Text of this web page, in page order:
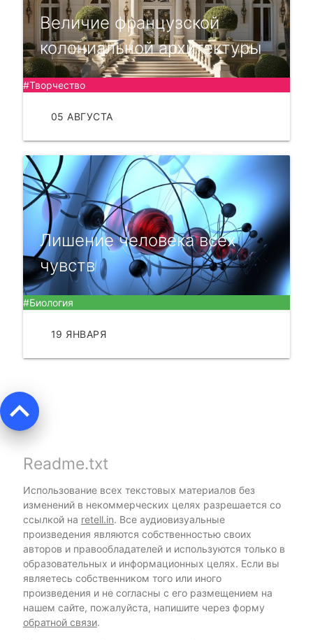
Величие французской
колониальной архитектуры
#Творчество
05 АВГУСТА
Лишение человека всех
чувств
#Биология
19 ЯНВАРЯ
keyboard_arrow_up
Readme.txt
Использование всех текстовых материалов без
изменений в некоммерческих целях разрешается со
ссылкой на retell.in. Все аудиовизуальные
произведения являются собственностью своих
авторов и правообладателей и используются только в
образовательных и информационных целях. Если вы
являетесь собственником того или иного
произведения и не согласны с его размещением на
нашем сайте, пожалуйста, напишите через форму
обратной связи.